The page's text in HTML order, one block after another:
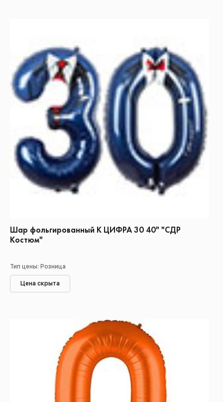
Шар фольгированный К ЦИФРА 30 40" "СДР
Костюм"
Тип цены: Розница
Цена скрыта